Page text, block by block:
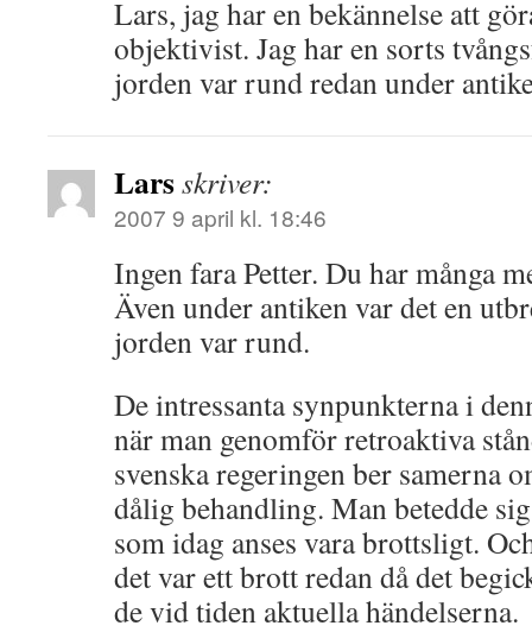
Lars, jag har en bekännelse att
objektivist. Jag har en sorts
jorden var rund redan under
Larsskriver:
2007 9 april kl. 18:46
Ingen fara Petter. Du har många
Även under antiken var det en
jorden var rund.
De intressanta synpunkterna i
när man genomför retroaktiva
svenska regeringen ber samerna
dålig behandling. Man betedde
som idag anses vara brottsligt.
det var ett brott redan då det
de vid tiden aktuella händelserna.